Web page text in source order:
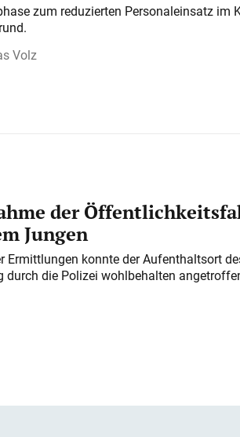
zum reduzierten Personaleinsatz im
Volz
der
Jungen
Ermittlungen konnte der Aufenthaltsort
durch die Polizei wohlbehalten